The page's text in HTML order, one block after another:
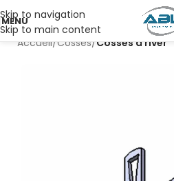
Skip to navigation
Skip to main content
MENU
Accueil Cosses Cosses à river